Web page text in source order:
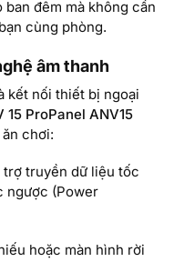
đêm mà không cần
cùng phòng.
âm thanh
kết nối thiết bị ngoại
ProPanel ANV15
chơi:
trợ truyền dữ liệu tốc
ngược (Power
hoặc màn hình rời